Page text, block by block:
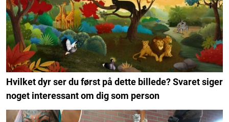
Hvilket dyr ser du først på dette billede? Svaret siger
noget interessant om dig som person